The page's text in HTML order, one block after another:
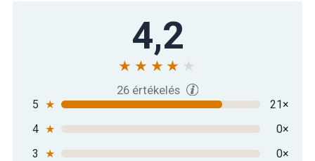
krómozott 30 kg4,2
26 értékelés
5 ★
21×
4 ★
0×
3
★
0×